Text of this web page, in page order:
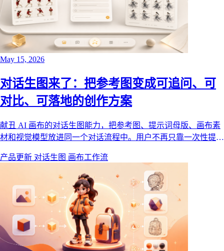
May 15, 2026
对话生图来了：把参考图变成可追问、可
对比、可落地的创作方案
献丑 AI 画布的对话生图能力，把参考图、提示词母版、画布素
材和视觉模型放进同一个对话流程中。用户不再只靠一次性提示
生图或图生图方案直接落到画布工作流。
产品更新 对话生图 画布工作流